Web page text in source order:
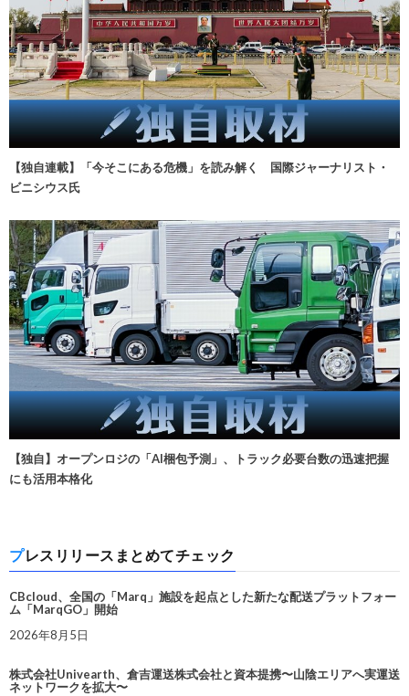
【独自連載】「今そこにある危機」を読み解く 国際ジャーナリスト・
ビニシウス氏
【独自】オープンロジの「AI梱包予測」、トラック必要台数の迅速把握
にも活用本格化
プレスリリースまとめてチェック
CBcloud、全国の「Marq」施設を起点とした新たな配送プラットフォー
ム「MarqGO」開始
2026年8月5日
株式会社Univearth、倉吉運送株式会社と資本提携〜山陰エリアへ実運送
ネットワークを拡大〜